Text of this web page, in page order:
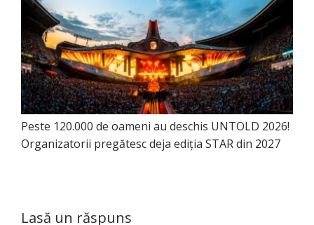
Peste 120.000 de oameni au deschis UNTOLD 2026!
Organizatorii pregătesc deja ediția STAR din 2027
Lasă un răspuns